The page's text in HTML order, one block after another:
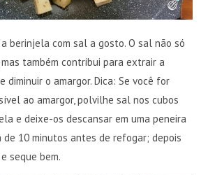
a berinjela com sal a gosto. O sal não só
também contribui para extrair a
diminuir o amargor. Dica: Se você for
ao amargor, polvilhe sal nos cubos
e deixe-os descansar em uma peneira
de 10 minutos antes de refogar; depois
seque bem.